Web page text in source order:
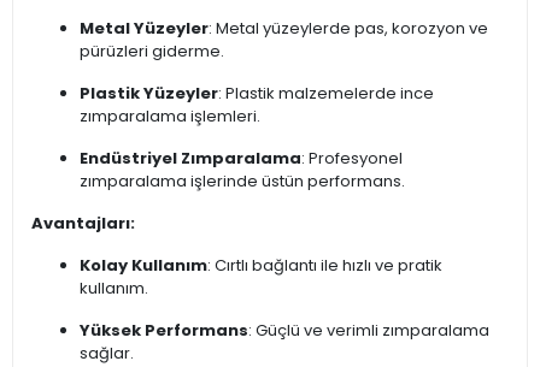
Metal Yüzeyler: Metal yüzeylerde pas, korozyon ve
pürüzleri giderme.
Plastik Yüzeyler: Plastik malzemelerde ince
zımparalama işlemleri.
Endüstriyel Zımparalama: Profesyonel
zımparalama işlerinde üstün performans.
Avantajları:
Kolay Kullanım: Cırtlı bağlantı ile hızlı ve pratik
kullanım.
Yüksek Performans: Güçlü ve verimli zımparalama
sağlar.